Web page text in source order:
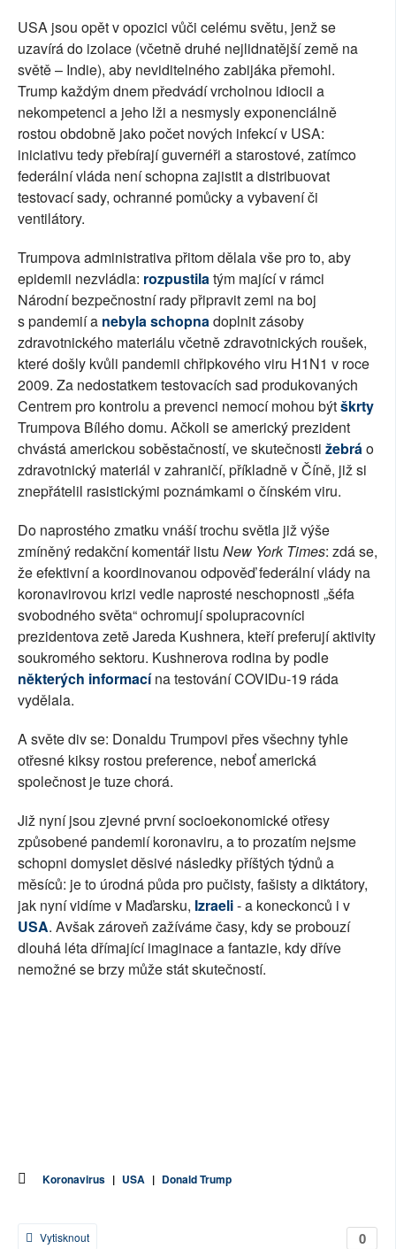
USA jsou opět v opozici vůči celému světu, jenž se
uzavírá do izolace (včetně druhé nejlidnatější země na
světě – Indie), aby neviditelného zabijáka přemohl.
Trump každým dnem předvádí vrcholnou idiocii a
nekompetenci a jeho lži a nesmysly exponenciálně
rostou obdobně jako počet nových infekcí v USA:
iniciativu tedy přebírají guvernéři a starostové, zatímco
federální vláda není schopna zajistit a distribuovat
testovací sady, ochranné pomůcky a vybavení či
ventilátory.
Trumpova administrativa přitom dělala vše pro to, aby
epidemii nezvládla: rozpustilatým mající v rámci
Národní bezpečnostní rady připravit zemi na boj
s pandemií a nebyla schopnadoplnit zásoby
zdravotnického materiálu včetně zdravotnických roušek,
které došly kvůli pandemii chřipkového viru H1N1 v roce
2009. Za nedostatkem testovacích sad produkovaných
Centrem pro kontrolu a prevenci nemocí mohou býtškrty
Trumpova Bílého domu. Ačkoli se americký prezident
chvástá americkou soběstačností, ve skutečnosti žebráo
zdravotnický materiál v zahraničí, příkladně v Číně, již si
znepřátelil rasistickými poznámkami o čínském viru.
Do naprostého zmatku vnáší trochu světla již výše
zmíněný redakční komentář listu New York Times: zdá se,
že efektivní a koordinovanou odpověď federální vlády na
koronavirovou krizi vedle naprosté neschopnosti „šéfa
svobodného světa“ ochromují spolupracovníci
prezidentova zetě Jareda Kushnera, kteří preferují aktivity
soukromého sektoru. Kushnerova rodina by podle
některých informacína testování COVIDu-19 ráda
vydělala.
A světe div se: Donaldu Trumpovi přes všechny tyhle
otřesné kiksy rostou preference, neboť americká
společnost je tuze chorá.
Již nyní jsou zjevné první socioekonomické otřesy
způsobené pandemií koronaviru, a to prozatím nejsme
schopni domyslet děsivé následky příštých týdnů a
měsíců: je to úrodná půda pro pučisty, fašisty a diktátory,
jak nyní vidíme v Maďarsku, Izraeli- a koneckonců i v
USA. Avšak zároveň zažíváme časy, kdy se probouzí
dlouhá léta dřímající imaginace a fantazie, kdy dříve
nemožné se brzy může stát skutečností.
Koronavirus | USA | Donald Trump
0
Vytisknout